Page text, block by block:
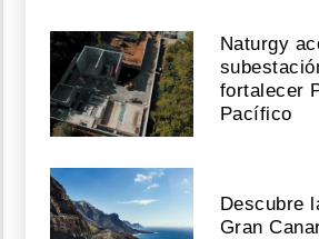
Naturgy
fortalecer
Pacífico
Descubre
Gran